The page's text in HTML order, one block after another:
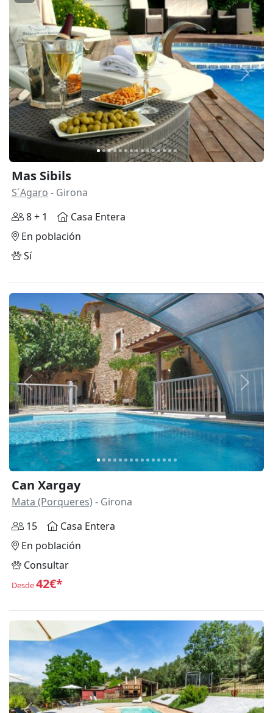
Anterior
Mas Sibils
S´Agaro - Girona
8 + 1
Casa Entera
En población
Sí
Anterior
Can Xargay
Mata (Porqueres) - Girona
15
Casa Entera
En población
Consultar
Desde42€*